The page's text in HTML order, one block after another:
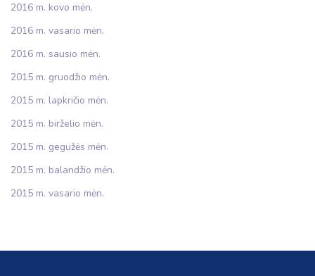
2016 m. kovo mėn.
2016 m. vasario mėn.
2016 m. sausio mėn.
2015 m. gruodžio mėn.
2015 m. lapkričio mėn.
2015 m. birželio mėn.
2015 m. gegužės mėn.
2015 m. balandžio mėn.
2015 m. vasario mėn.